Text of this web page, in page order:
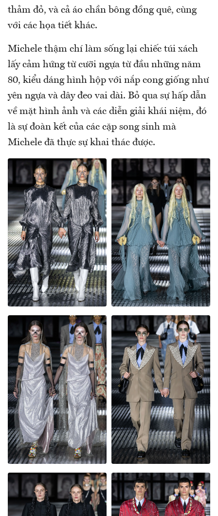
thảm đỏ, và cả áo chần bông đồng quê, cùng
với các họa tiết khác.
Michele thậm chí làm sống lại chiếc túi xách
lấy cảm hứng từ cưỡi ngựa từ đầu những năm
80, kiểu dáng hình hộp với nắp cong giống như
yên ngựa và dây đeo vai dài. Bỏ qua sự hấp dẫn
về mặt hình ảnh và các diễn giải khái niệm, đó
là sự đoàn kết của các cặp song sinh mà
Michele đã thực sự khai thác được.